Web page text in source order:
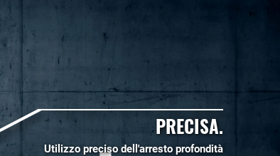
PRECISA.
Utilizzo preciso dell'arresto profondità